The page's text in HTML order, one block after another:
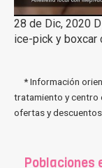
28 de Dic, 2020
ice-pick y boxcar
* Información
tratamiento y centro
ofertas y
Poblaciones